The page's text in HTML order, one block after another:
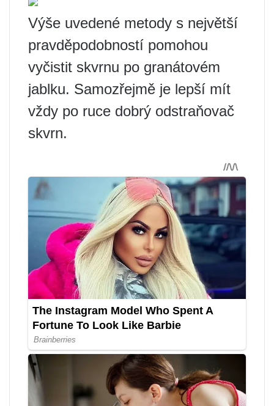
Výše uvedené metody s největší
pravděpodobností pomohou
vyčistit skvrnu po granátovém
jablku. Samozřejmě je lepší mít
vždy po ruce dobrý odstraňovač
skvrn.